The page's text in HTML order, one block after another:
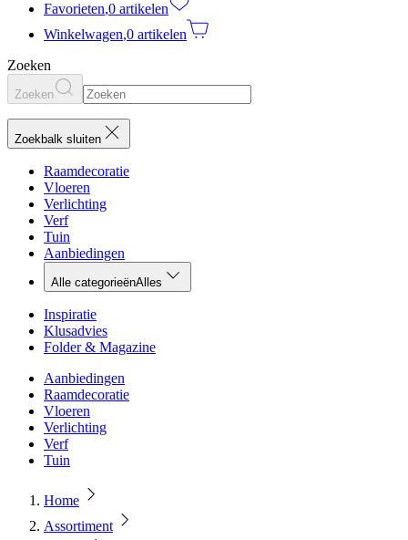
Favorieten,0 artikelen
Winkelwagen,0 artikelen
Zoeken
Zoeken
Zoekbalk sluiten
Raamdecoratie
Vloeren
Verlichting
Verf
Tuin
Aanbiedingen
Alle categorieënAlles
Inspiratie
Klusadvies
Folder & Magazine
Aanbiedingen
Raamdecoratie
Vloeren
Verlichting
Verf
Tuin
Home
Assortiment